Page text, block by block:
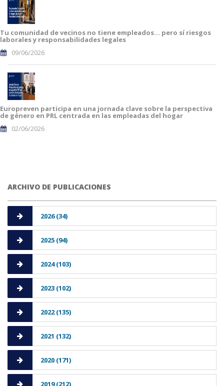
Tu comunidad de vecinos no tiene empleados… pero sí riesgos
laborales y responsabilidades legales
09/06/2026
Europreven participa en una jornada clave sobre la perspectiva
de género en PRL centrada en las empleadas del hogar
02/06/2026
ARCHIVO DE PUBLICACIONES
2026 (34)
2025 (94)
2024 (103)
2023 (102)
2022 (135)
2021 (132)
2020 (171)
2019 (212)